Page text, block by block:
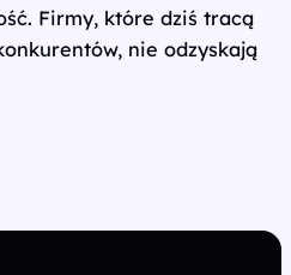
Firmy, które dziś tracą
nie odzyskają